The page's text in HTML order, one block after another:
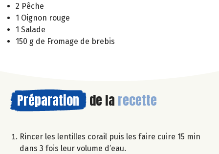
2 Pêche
1 Oignon rouge
1 Salade
150 g de Fromage de brebis
Préparation de la recette
Rincer les lentilles corail puis les faire cuire 15 min
dans 3 fois leur volume d’eau.